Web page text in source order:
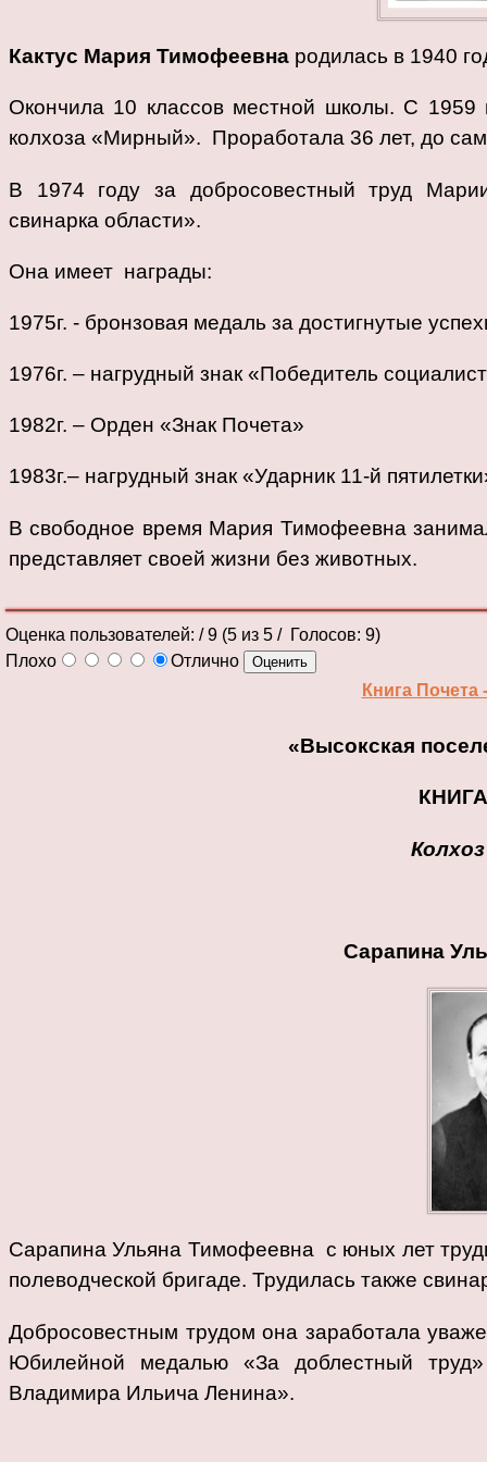
Кактус Мария Тимофеевна родилась в 1940
Окончила 10 классов местной школы. С
колхоза «Мирный». Проработала 36 лет, до
В 1974 году за добросовестный труд
свинарка области».
Она имеет награды:
1975г. - бронзовая медаль за достигнутые
1976г. – нагрудный знак «Победитель
1982г. – Орден «Знак Почета»
1983г.– нагрудный знак «Ударник 11-й
В свободное время Мария Тимофеевна
представляет своей жизни без животных.
Оценка пользователей: / 9 (5 из 5 / Голосов: 9)
Плохо
Отлично
Книга Почета
«Высокская
Сарапина
Сарапина Ульяна Тимофеевна с юных лет
полеводческой бригаде. Трудилась также
Добросовестным трудом она заработала
Юбилейной медалью «За доблестный
Владимира Ильича Ленина».